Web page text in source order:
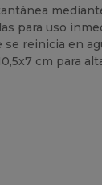
para uso
reinicia en
cm para